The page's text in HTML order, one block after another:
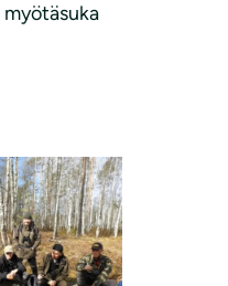
myötäsuka